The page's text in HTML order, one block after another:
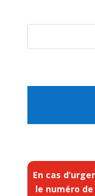
En cas
le numéro